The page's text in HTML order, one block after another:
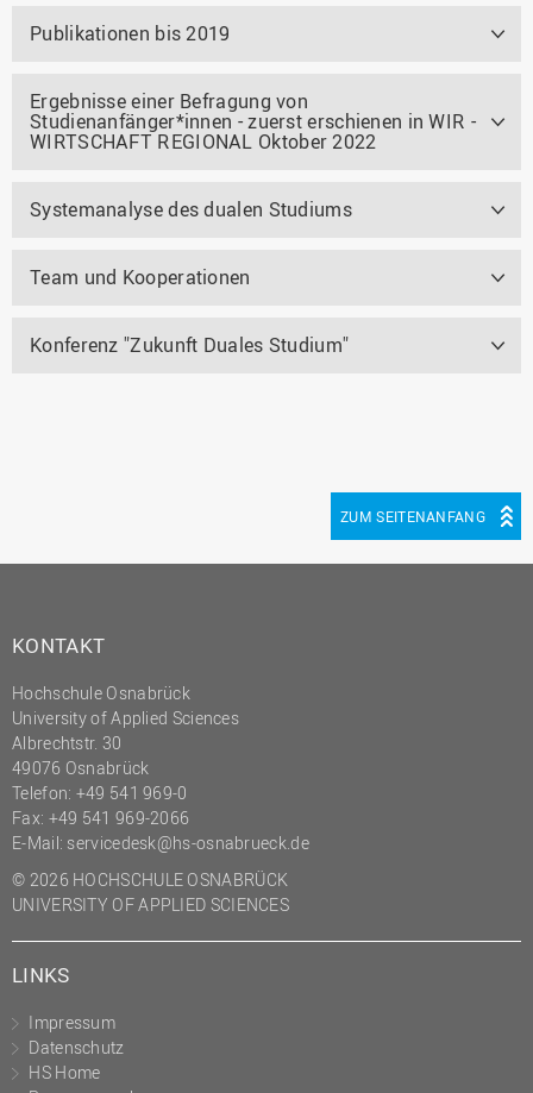
Publikationen bis 2019
Ergebnisse einer Befragung von
Studienanfänger*innen - zuerst erschienen in WIR -
WIRTSCHAFT REGIONAL Oktober 2022
Systemanalyse des dualen Studiums
Team und Kooperationen
Konferenz "Zukunft Duales Studium"
ZUM SEITENANFANG
KONTAKT
Hochschule Osnabrück
University of Applied Sciences
Albrechtstr. 30
49076 Osnabrück
Telefon: +49 541 969-0
Fax: +49 541 969-2066
E-Mail: servicedesk@hs-osnabrueck.de
© 2026 HOCHSCHULE OSNABRÜCK
UNIVERSITY OF APPLIED SCIENCES
LINKS
Impressum
Datenschutz
HS Home